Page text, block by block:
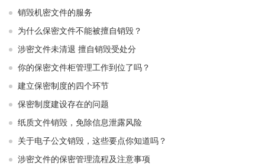
销毁机密文件的服务
为什么保密文件不能被擅自销毁？
涉密文件未清退 擅自销毁受处分
你的保密文件柜管理工作到位了吗？
建立保密制度的四个环节
保密制度建设存在的问题
纸质文件销毁，免除信息泄露风险
关于电子公文销毁，这些要点你知道吗？
涉密文件的保密管理流程及注意事项